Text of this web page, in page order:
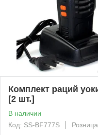
Комплект раций
[2 шт.]
В наличии
Код: SS-BF777S
Розница